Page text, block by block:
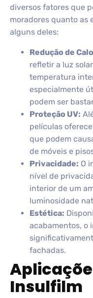
diversos fatores que
moradores quanto as
alguns deles:
Redução de
refletir a luz
temperatura
especialmente
podem ser
Proteção UV:
películas
que podem
de móveis e
Privacidade: O
nível de
interior de um
luminosidade
Estética:
acabamentos, o
fachadas.
Insulfilm